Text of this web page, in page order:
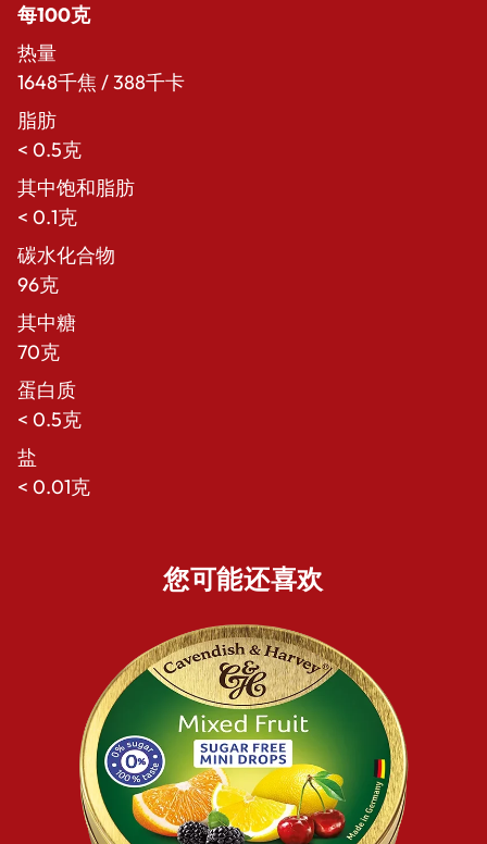
每100克
热量
1648千焦 / 388千卡
脂肪
< 0.5克
其中饱和脂肪
< 0.1克
碳水化合物
96克
其中糖
70克
蛋白质
< 0.5克
盐
< 0.01克
您可能还喜欢